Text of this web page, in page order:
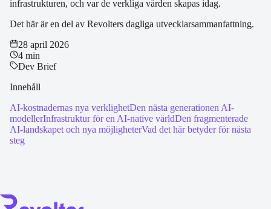
infrastrukturen, och var de verkliga värden skapas idag.
Det här är en del av Revolters dagliga utvecklarsammanfattning.
28 april 2026
4 min
Dev Brief
Innehåll
AI-kostnadernas nya verklighetDen nästa generationen AI-
modellerInfrastruktur för en AI-native världDen fragmenterade
AI-landskapet och nya möjligheterVad det här betyder för nästa
steg